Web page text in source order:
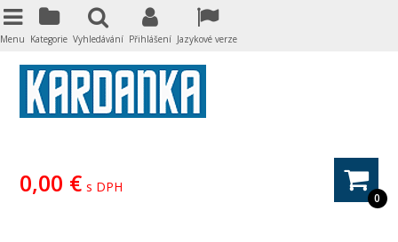
0
0,00 € s DPH
Menu Kategorie Vyhledávání Přihlášení Jazykové verze